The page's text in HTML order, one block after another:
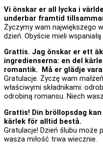
Vi önskar er all lycka i
underbar framtid
Życzymy wam największego
dzień. Obyście mieli
Grattis. Jag önskar er ett
ingredienserna: en del
romantik. Må er glädje
Gratulacje. Życzę wam
właściwymi składnikami:
odrobiną romansu. Niech
Grattis! Din bröllopsdag
kärlek för alltid bestå.
Gratulacje! Dzień ślubu może
wasza miłość trwa wiecznie.